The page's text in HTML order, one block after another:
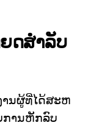
ດສໍາລັບ
ນຜູ້ທີ່ໄດ້ສະຫ
ການຫັກລົບ